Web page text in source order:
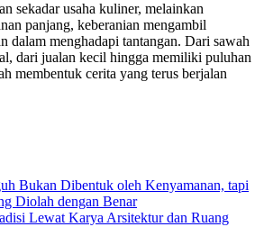
sekadar usaha kuliner, melainkan
panjang, keberanian mengambil
dalam menghadapi tantangan. Dari sawah
dari jualan kecil hingga memiliki puluhan
membentuk cerita yang terus berjalan
Bukan Dibentuk oleh Kenyamanan, tapi
Diolah dengan Benar
Lewat Karya Arsitektur dan Ruang